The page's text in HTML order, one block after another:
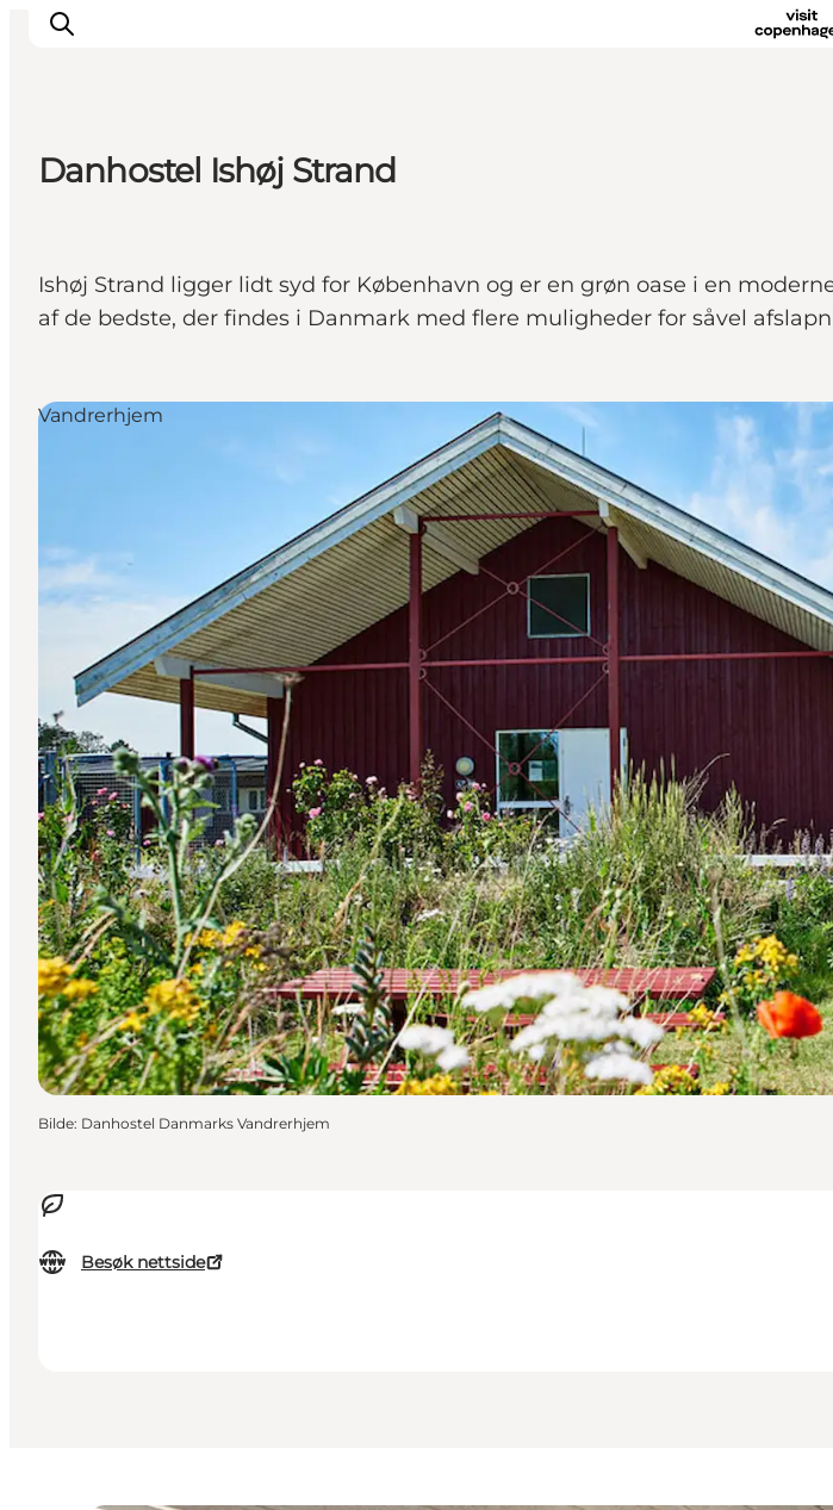
Planlegg turen din
Danhostel Ishøj Strand
Ishøj Strand ligger lidt syd for København og er en grøn oase i en
af de bedste, der findes i Danmark med flere muligheder for såvel
Besøk nettside
Vandrerhjem
Bilde: Danhostel Danmarks Vandrerhjem